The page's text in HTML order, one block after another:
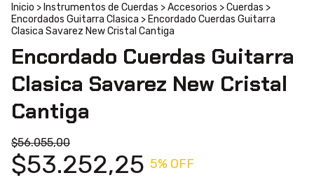
Inicio > Instrumentos de Cuerdas >Accesorios >Cuerdas >
Encordados Guitarra Clasica > Encordado Cuerdas Guitarra
Clasica Savarez New Cristal Cantiga
Encordado Cuerdas Guitarra
Clasica Savarez New Cristal
Cantiga
$56.055,00
$53.252,25 5% OFF